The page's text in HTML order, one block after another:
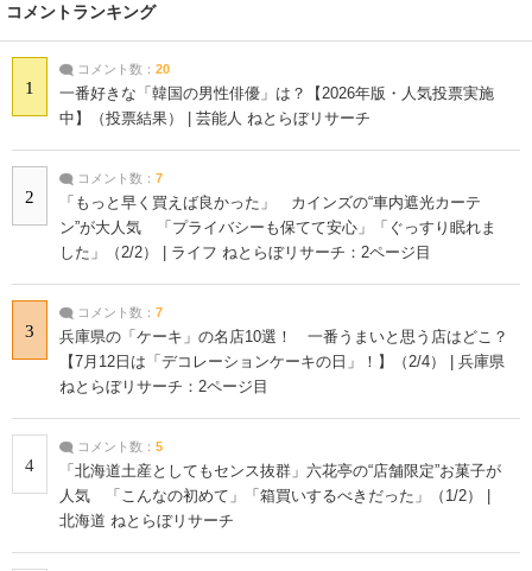
コメントランキング
1
コメント数： 20
一番好きな「韓国の男性俳優」は？【2026年版・人気投票実施
中】（投票結果） | 芸能人 ねとらぼリサーチ
2
コメント数： 7
「もっと早く買えば良かった」 カインズの“車内遮光カーテ
ン”が大人気 「プライバシーも保てて安心」「ぐっすり眠れま
した」（2/2） | ライフ ねとらぼリサーチ：2ページ目
3
コメント数： 7
兵庫県の「ケーキ」の名店10選！ 一番うまいと思う店はどこ？
【7月12日は「デコレーションケーキの日」！】（2/4） | 兵庫県
ねとらぼリサーチ：2ページ目
4
コメント数： 5
「北海道土産としてもセンス抜群」六花亭の“店舗限定”お菓子が
人気 「こんなの初めて」「箱買いするべきだった」（1/2） |
北海道 ねとらぼリサーチ